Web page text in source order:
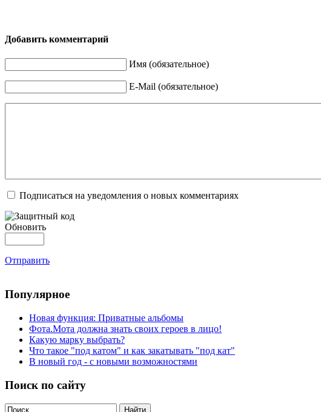
Добавить комментарий
Имя (обязательное)
E-Mail (обязательное)
Подписаться на уведомления о новых комментариях
Обновить
Отправить
Популярное
Новая функция: Приватные альбомы
Фота.Мота должна знать своих героев в лицо!
Какую марку выбрать?
Что такое "под катом" и как закатывать "под кат"
В новый год - с новыми возможностями
Поиск по сайту
Найти